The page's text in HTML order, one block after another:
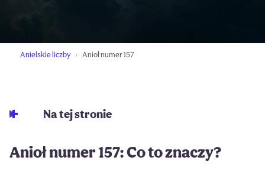
Anielskie liczby Anioł numer 157
Na tej stronie
Anioł numer 157: Co to znaczy?